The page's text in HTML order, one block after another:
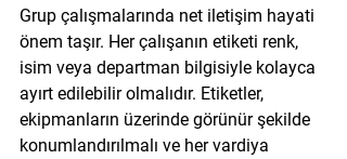
Grup çalışmalarında net iletişim hayati
önem taşır. Her çalışanın etiketi renk,
isim veya departman bilgisiyle kolayca
ayırt edilebilir olmalıdır. Etiketler,
ekipmanların üzerinde görünür şekilde
konumlandırılmalı ve her vardiya